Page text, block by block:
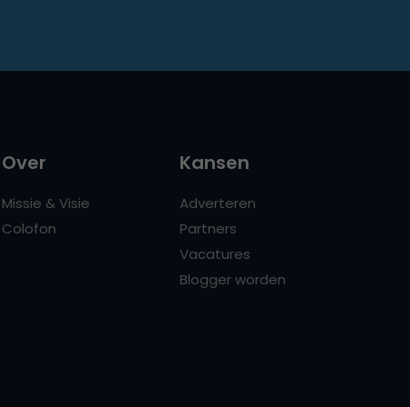
Over
Missie & Visie
Colofon
Kansen
Adverteren
Partners
Vacatures
Blogger worden